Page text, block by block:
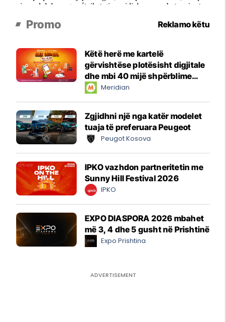
Promo Reklamo këtu
Këtë herë me kartelë
gërvishtëse plotësisht digjitale
dhe mbi 40 mijë shpërblime
instant!Meridian
Zgjidhni një nga katër modelet
tuaja të preferuara Peugeot
Peugot Kosova
IPKO vazhdon partneritetin me
Sunny Hill Festival 2026
IPKO
EXPO DIASPORA 2026 mbahet
më 3, 4 dhe 5 gusht në Prishtinë
Expo Prishtina